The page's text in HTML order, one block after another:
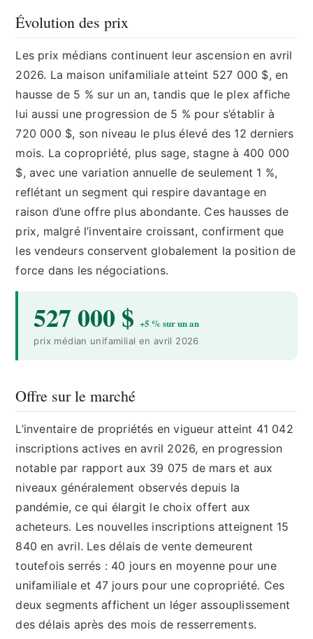
Évolution des prix
Les prix médians continuent leur ascension en avril
2026. La maison unifamiliale atteint 527 000 $, en
hausse de 5 % sur un an, tandis que le plex affiche
lui aussi une progression de 5 % pour s’établir à
720 000 $, son niveau le plus élevé des 12 derniers
mois. La copropriété, plus sage, stagne à 400 000
$, avec une variation annuelle de seulement 1 %,
reflétant un segment qui respire davantage en
raison d’une offre plus abondante. Ces hausses de
prix, malgré l’inventaire croissant, confirment que
les vendeurs conservent globalement la position de
force dans les négociations.
527 000 $ +5 % sur un an
prix médian unifamilial en avril 2026
Offre sur le marché
L’inventaire de propriétés en vigueur atteint 41 042
inscriptions actives en avril 2026, en progression
notable par rapport aux 39 075 de mars et aux
niveaux généralement observés depuis la
pandémie, ce qui élargit le choix offert aux
acheteurs. Les nouvelles inscriptions atteignent 15
840 en avril. Les délais de vente demeurent
toutefois serrés : 40 jours en moyenne pour une
unifamiliale et 47 jours pour une copropriété. Ces
deux segments affichent un léger assouplissement
des délais après des mois de resserrements.